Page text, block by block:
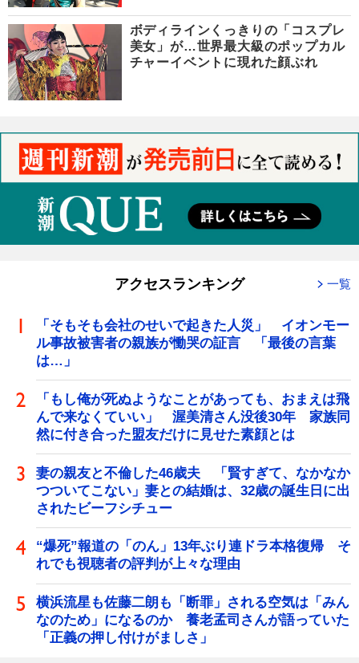
ボディラインくっきりの「コスプレ
美女」が…世界最大級のポップカル
チャーイベントに現れた顔ぶれ
アクセスランキング 一覧
「そもそも会社のせいで起きた人災」 イオンモー
ル事故被害者の親族が慟哭の証言 「最後の言葉
は…」
「もし俺が死ぬようなことがあっても、おまえは飛
んで来なくていい」 渥美清さん没後30年 家族同
然に付き合った盟友だけに見せた素顔とは
妻の親友と不倫した46歳夫 「賢すぎて、なかなか
つついてこない」妻との結婚は、32歳の誕生日に出
されたビーフシチュー
“爆死”報道の「のん」13年ぶり連ドラ本格復帰 そ
れでも視聴者の評判が上々な理由
横浜流星も佐藤二朗も「断罪」される空気は「みん
なのため」になるのか 養老孟司さんが語っていた
「正義の押し付けがましさ」